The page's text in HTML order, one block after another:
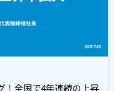
！全国で4年連続の上昇